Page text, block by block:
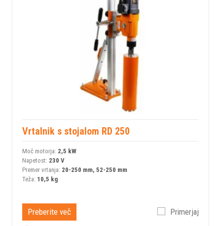
Vrtalnik s stojalom RD 250
Moč motorja: 2,5 kW
Napetost: 230 V
Premer vrtanja: 20-250 mm, 52-250 mm
Teža: 10,5 kg
Preberite več Primerjaj